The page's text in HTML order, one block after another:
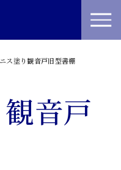
ス塗り観音戸旧型書棚
音戸